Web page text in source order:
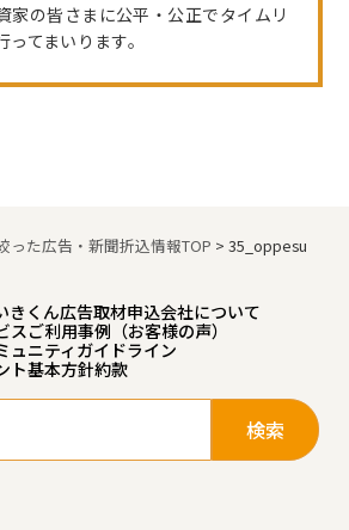
家の皆さまに公平・公正でタイムリ
てまいります。
った広告・新聞折込情報TOP >35_oppesu
きくん広告取材申込会社について
ご利用事例（お客様の声）
ュニティガイドライン
ト基本方針約款